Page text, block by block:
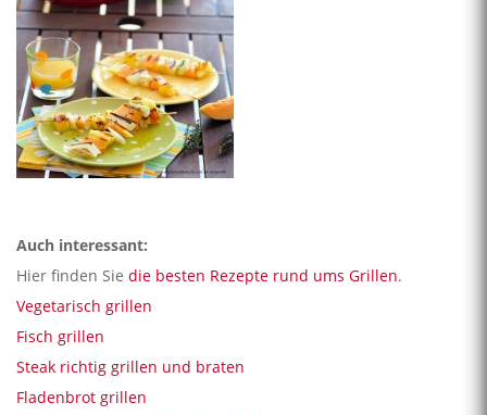
Auch interessant:
Hier finden Sie die besten Rezepte rund ums Grillen.
Vegetarisch grillen
Fisch grillen
Steak richtig grillen und braten
Fladenbrot grillen